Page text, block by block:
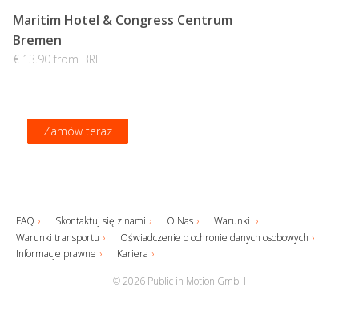
Zamów teraz
Zamów teraz
Zamów teraz
Maritim Hotel & Congress Centrum
Bremen
€ 13.90 from BRE
Zamów teraz
FAQ Skontaktuj się z nami O Nas
Warunki
Warunki transportu
Oświadczenie o ochronie danych osobowych
Informacje prawne
Kariera
© 2026 Public in Motion GmbH